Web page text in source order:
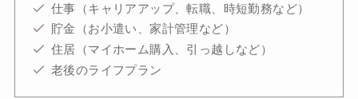
仕事（キャリアアップ、転職、時短勤務など）
貯金（お小遣い、家計管理など）
住居（マイホーム購入、引っ越しなど）
老後のライフプラン